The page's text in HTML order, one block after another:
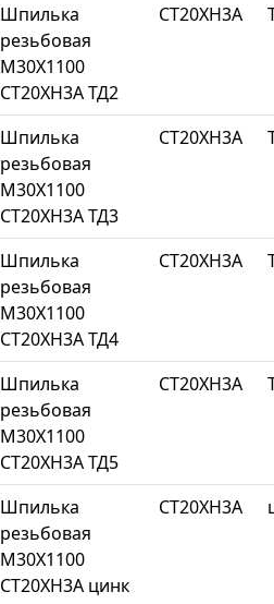
Шпилька
резьбовая
М30Х1100
СТ20ХН3А ТД2
СТ20ХН3А
Шпилька
резьбовая
М30Х1100
СТ20ХН3А ТД3
СТ20ХН3А
Шпилька
резьбовая
М30Х1100
СТ20ХН3А ТД4
СТ20ХН3А
Шпилька
резьбовая
М30Х1100
СТ20ХН3А ТД5
СТ20ХН3А
Шпилька
резьбовая
М30Х1100
СТ20ХН3А цинк
СТ20ХН3А